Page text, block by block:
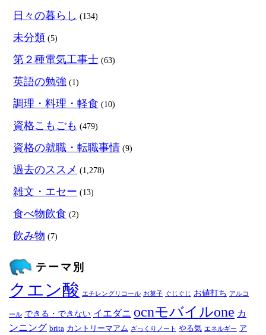
日々の暮らし (134)
未分類 (5)
第２種電気工事士 (63)
英語の勉強 (1)
調理・料理・軽食 (10)
資格こもごも (479)
資格の就職・転職事情 (9)
過去のススメ (1,278)
雑文・エセー (13)
食べ物飲食 (2)
飲み物 (7)
テーマ別
クエン酸 エチレングリコール お菓子 ぐじぐじ お値打ち アルコ
ール できる・できない イエダニ ocnモバイルone カ
ンニング brita カントリーマアム ざっくりノート やる気 エネルギー ア